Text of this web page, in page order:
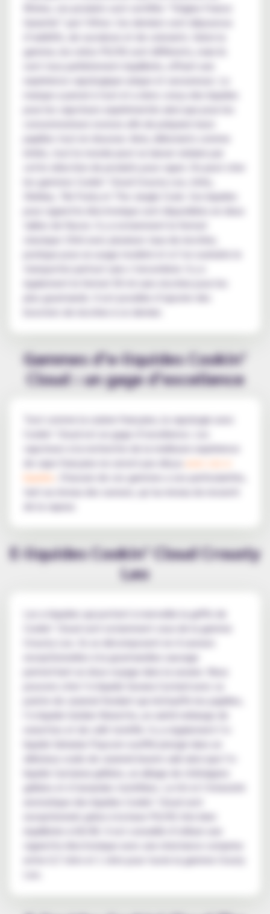
Rhône, ces produits sont certifiés “Origine France
Garantie” par l’Afnor. Ces derniers sont dépourvus
gamme, les ratios PG/VG sont différents, mais ils
sont tous parfaitement équilibrés, offrant une
expérience vapologique unique et savoureuse. La
marque a pensé à tout et a donc conçu des liquides
pour les vapoteurs expérimentés ainsi que pour les
papilles tout en douceur. Ainsi, débutants comme
cette sélection de produits pour vaper. On peut citer
les gammes Cookin’ Cloud Crousty Leo, Initio,
Obélias, Tiki Fruity et The Jungle Cook. Ces liquides
pour cigarette électronique sont disponibles en deux
classique 10ml avec plusieurs taux de nicotine,
pratique pour un usage modéré et si l’on souhaite le
également le format 50 ml sans nicotine pour les
Gammes d’e-liquides Cookin’
Cloud : un gage d’excellence
Tout comme la cuisine française, la vapologie avec
Cookin’ Cloud est un gage d’excellence. Les
vapoteurs à la recherche de la meilleure expérience
de vape française ne seront pas déçus
. Chacune de ces gammes a ses particularités,
tant au niveau des saveurs, qu’au niveau du ressenti
de la vapeur.
E-liquides Cookin’ Cloud Crousty
Leo
Les e-liquides qui portent à merveille la griffe de
Cookin’ Cloud sont notamment ceux de la gamme
exceptionnelles à la gourmandise sauvage
permettant un doux voyage dans la savane. Nous
pouvons citer l’e-liquide Savana Custard avec sa
pointe de caramel fondant qui réchauffe les papilles,
l’e-liquide Golden Noisette, un subtil mélange de
noisettes et de café torréfié. Il y a également l’e-
liquide Castanea grillées, un alliage de châtaignes
aromatique des liquides Cookin’ Cloud sont
exceptionnels grâce à la base PG/VG très bien
cigarette électronique avec une résistance comprise
entre 0,7 ohm et 1 ohm pour toute la gamme Crouty